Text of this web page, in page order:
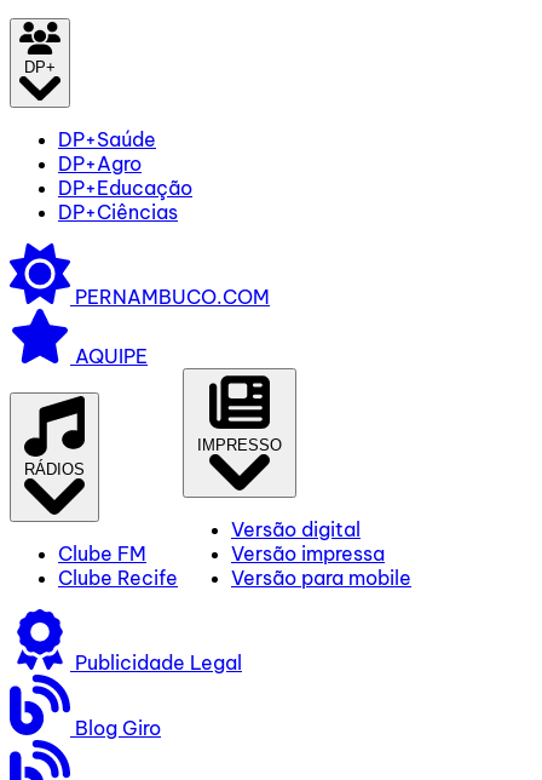
DP+
DP+Saúde
DP+Agro
DP+Educação
DP+Ciências
PERNAMBUCO.COM
AQUIPE
RÁDIOS
Clube FM
Clube Recife
IMPRESSO
Versão digital
Versão impressa
Versão para mobile
Publicidade Legal
Blog Giro